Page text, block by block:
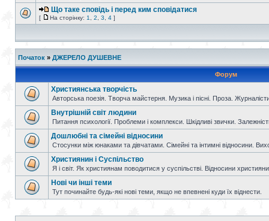
Що таке сповідь і перед ким сповідатися
[ На сторінку: 1 2 3 4 ]
Початок » ДЖЕРЕЛО ДУШЕВНЕ
Форум
Християнська творчість
Авторська поезія. Творча майстерня. Музика і пісні. Проза.
Внутрішній світ людини
Питання психології. Проблеми і комплекси. Шкідливі звички.
Дошлюбні та сімейні відносини
Стосунки між юнаками та дівчатами. Сімейні та інтимні відносини.
Християнин і Суспільство
Я і світ. Як християнам поводитися у суспільстві. Відносини
Нові чи інші теми
Тут починайте будь-які нові теми, якщо не впевнені куди їх віднести.